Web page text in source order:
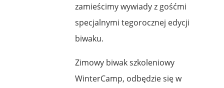
zamieścimy wywiady z gośćmi
specjalnymi tegorocznej edycji
biwaku.
Zimowy biwak szkoleniowy
WinterCamp, odbędzie się w